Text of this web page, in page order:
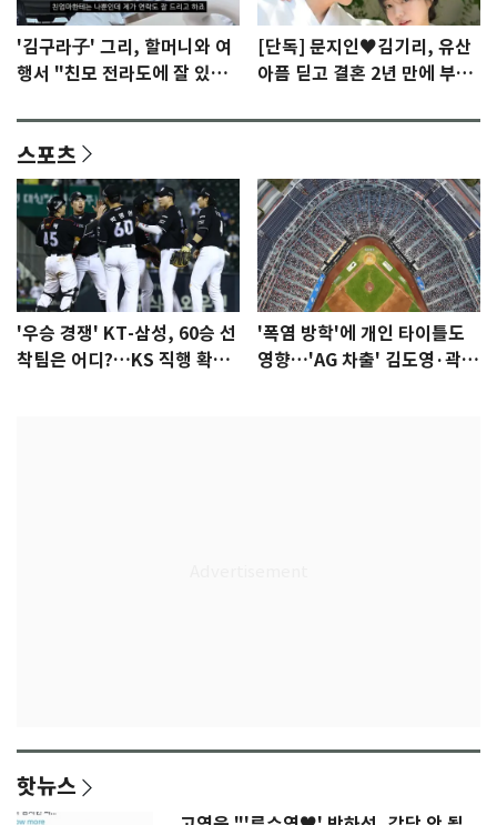
'김구라子' 그리, 할머니와 여
행서 "친모 전라도에 잘 있
[단독] 문지인♥김기리, 유산
아픔 딛고 결혼 2년 만에 부모
스포츠
'우승 경쟁' KT-삼성, 60승 선
착팀은 어디?…KS 직행 확률
'폭염 방학'에 개인 타이틀도
영향…'AG 차출' 김도영·곽빈
핫뉴스